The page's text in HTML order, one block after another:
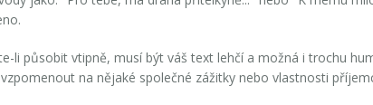
li působit vtipně, musí být váš text lehčí a možná i trochu
na nějaké společné zážitky nebo vlastnosti